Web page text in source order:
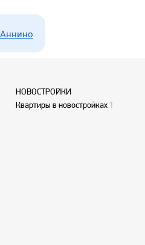
НОВОСТРОЙКИ
Квартиры в новостройках 1